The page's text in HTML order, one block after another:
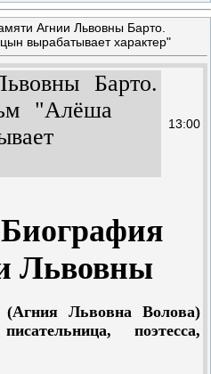
Агнии Львовны Барто.
вырабатывает характер"
Барто.
"Алёша
13:00
Биография
Львовны
Львовна Волова)
поэтесса,